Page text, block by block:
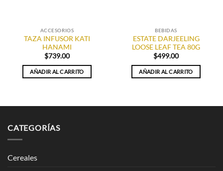
ACCESORIOS
TAZA INFUSOR KATI
HANAMI
$739.00
AÑADIR AL CARRITO
BEBIDAS
ESTATE DARJEELING
LOOSE LEAF TEA 80G
$499.00
AÑADIR AL CARRITO
CATEGORÍAS
Cereales